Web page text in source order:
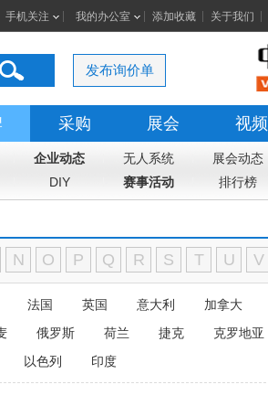
手机关注 我的办公室 添加收藏 关于我们
发布询价单
采购 展会 视频
企业动态 无人系统 展会动态
DIY 赛事活动 排行榜
N O P Q R S T U V
法国 英国 意大利 加拿大
俄罗斯 荷兰 捷克 克罗地亚
以色列 印度